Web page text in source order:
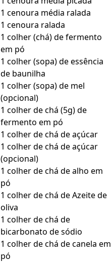
1 cenoura média ralada
1 cenoura ralada
1 colher (chá) de fermento
em pó
1 colher (sopa) de essência
de baunilha
1 colher (sopa) de mel
(opcional)
1 colher de chá (5g) de
fermento em pó
1 colher de chá de açúcar
1 colher de chá de açúcar
(opcional)
1 colher de chá de alho em
pó
1 colher de chá de Azeite de
oliva
1 colher de chá de
bicarbonato de sódio
1 colher de chá de canela em
pó